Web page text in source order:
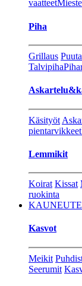
vaatteet
Piha
Grillaus
Talvipiha
Käsityöt
pientarvikkeet
Lemmikit
Koirat Kissat
ruokinta
Kasvot
Meikit
Seerumit